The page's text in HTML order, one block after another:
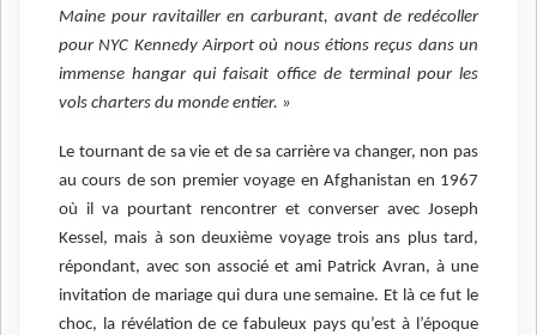
Maine pour ravitailler en carburant, avant de redécoller
pour NYC Kennedy Airport où nous étions reçus dans un
immense hangar qui faisait office de terminal pour les
vols charters du monde entier. »
Le tournant de sa vie et de sa carrière va changer, non pas
au cours de son premier voyage en Afghanistan en 1967
où il va pourtant rencontrer et converser avec Joseph
Kessel, mais à son deuxième voyage trois ans plus tard,
répondant, avec son associé et ami Patrick Avran, à une
invitation de mariage qui dura une semaine. Et là ce fut le
choc, la révélation de ce fabuleux pays qu’est à l’époque